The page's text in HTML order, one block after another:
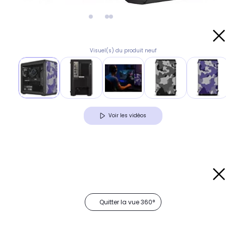
Visuel(s) du produit neuf
Voir les vidéos
Quitter la vue 360°